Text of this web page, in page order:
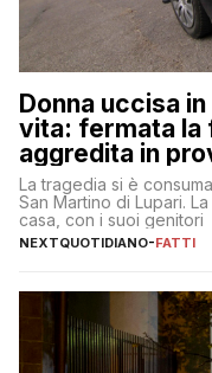
Donna uccisa
vita: fermata la
aggredita in
La tragedia si è
San Martino di Lupari.
casa, con i suoi genitori
NEXTQUOTIDIANO-FATTI